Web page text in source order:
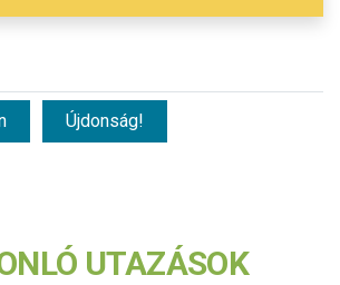
Újdonság!
UTAZÁSOK